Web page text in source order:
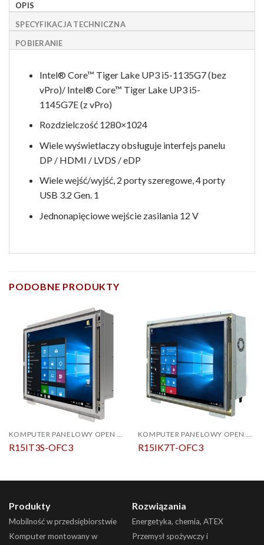
OPIS
SPECYFIKACJA TECHNICZNA
POBIERANIE
Intel® Core™ Tiger Lake UP3 i5-1135G7 (bez
vPro)/ Intel® Core™ Tiger Lake UP3 i5-
1145G7E (z vPro)
Rozdzielczość 1280×1024
Wiele wyświetlaczy obsługuje interfejs panelu
DP / HDMI / LVDS / eDP
Wiele wejść/wyjść, 2 porty szeregowe, 4 porty
USB 3.2 Gen. 1
Jednonapięciowe wejście zasilania 12 V
PODOBNE PRODUKTY
KOMPUTER PANELOWY OPEN FRAME
R15IT3S-OFC3
KOMPUTER PANELOWY OPEN FRAME
R15IK7T-OFC3
Produkty
Mobilność w przedsiębiorstwie
Komputer montowany w
Rozwiązania
Energetyka, chemia, ATEX
Przemysł spożywczy i